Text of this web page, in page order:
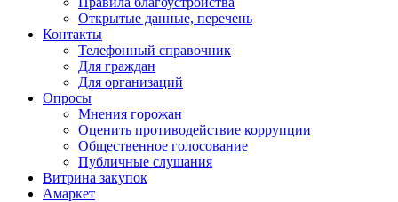
Открытые данные, перечень
Контакты
Телефонный справочник
Для граждан
Для организаций
Опросы
Мнения горожан
Оценить противодействие коррупции
Общественное голосование
Публичные слушания
Витрина закупок
Амаркет